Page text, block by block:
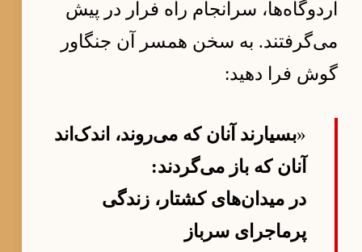
اردوگاه‌ها، سرانجام راه فرار در پیش
می‌گرفتند. به سخن همسر آن جنگاور
گوش فرا دهید:
«بسیارند آنان که می‌روند، اندک‌اند
آنان که باز می‌گردند:
در میدان‌های کشتار، زندگی
پرماجرای سرباز